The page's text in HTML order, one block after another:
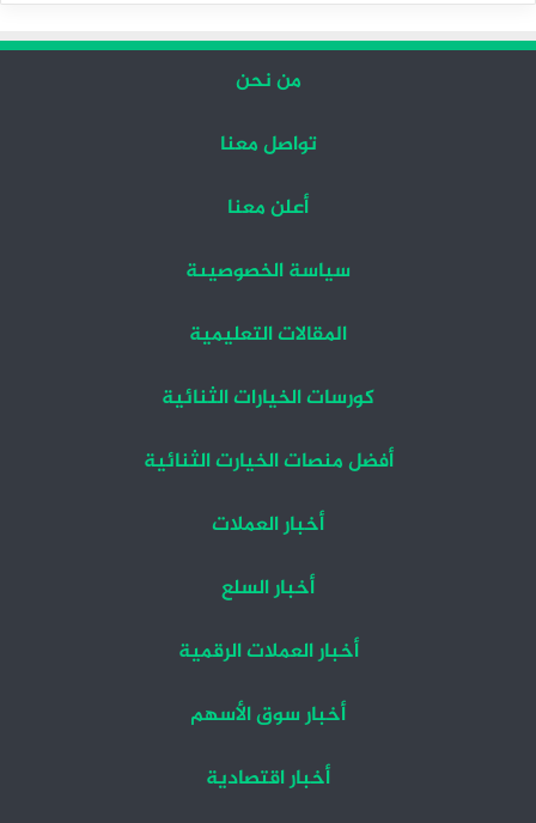
من نحن
تواصل معنا
أعلن معنا
سياسة الخصوصيىة
المقالات التعليمية
كورسات الخيارات الثنائية
أفضل منصات الخيارت الثنائية
أخبار العملات
أخبار السلع
أخبار العملات الرقمية
أخبار سوق الأسهم
أخبار اقتصادية